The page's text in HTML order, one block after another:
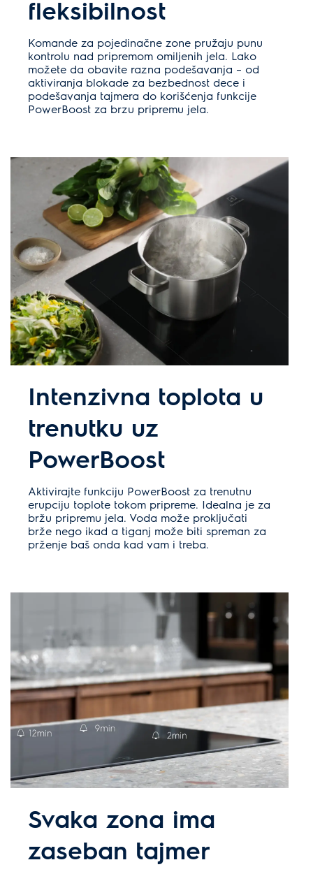
fleksibilnost
Komande za pojedinačne zone pružaju punu
kontrolu nad pripremom omiljenih jela. Lako
možete da obavite razna podešavanja – od
aktiviranja blokade za bezbednost dece i
podešavanja tajmera do korišćenja funkcije
PowerBoost za brzu pripremu jela.
Intenzivna toplota u
trenutku uz
PowerBoost
Aktivirajte funkciju PowerBoost za trenutnu
erupciju toplote tokom pripreme. Idealna je za
bržu pripremu jela. Voda može proključati
brže nego ikad a tiganj može biti spreman za
prženje baš onda kad vam i treba.
Svaka zona ima
zaseban tajmer